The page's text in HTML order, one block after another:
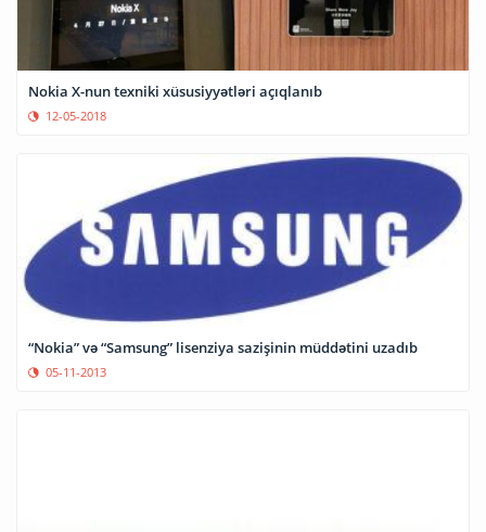
Nokia X-nun texniki xüsusiyyətləri açıqlanıb
12-05-2018
“Nokia” və “Samsung” lisenziya sazişinin müddətini uzadıb
05-11-2013